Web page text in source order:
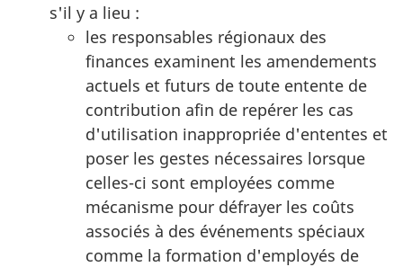
s'il y a lieu :
les responsables régionaux des
finances examinent les amendements
actuels et futurs de toute entente de
contribution afin de repérer les cas
d'utilisation inappropriée d'ententes et
poser les gestes nécessaires lorsque
celles-ci sont employées comme
mécanisme pour défrayer les coûts
associés à des événements spéciaux
comme la formation d'employés de